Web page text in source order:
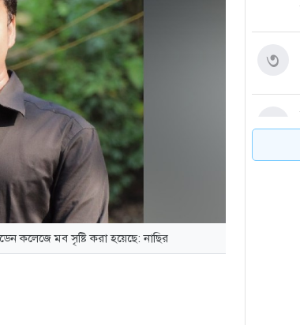
কলেজে মব সৃষ্টি করা হয়েছে: নাছির
৩
৪